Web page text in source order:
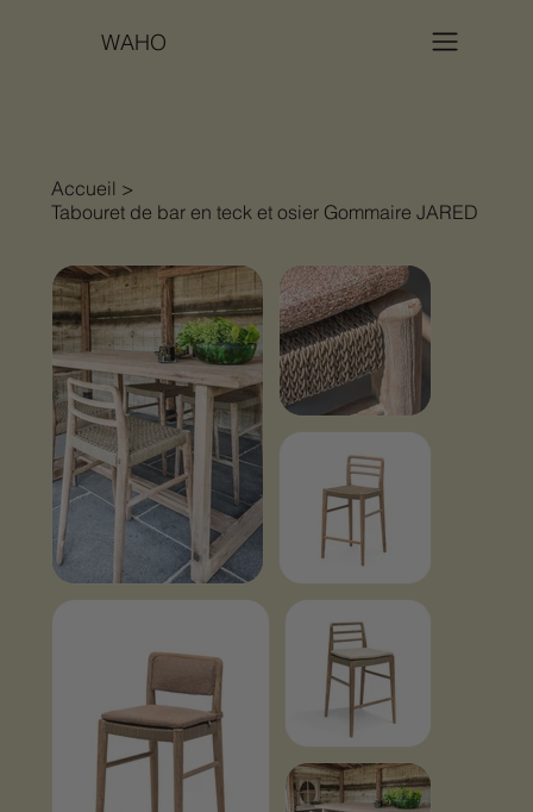
WAHO
Accueil >
Tabouret de bar en teck et osier Gommaire JARED